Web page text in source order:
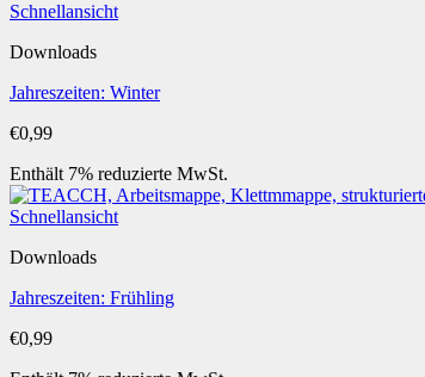
Schnellansicht
Downloads
Jahreszeiten: Winter
€0,99
Enthält 7% reduzierte MwSt.
Schnellansicht
Downloads
Jahreszeiten: Frühling
€0,99